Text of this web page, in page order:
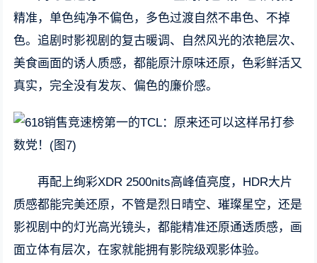
精准，单色纯净不偏色，多色过渡自然不串色、不掉
色。追剧时影视剧的复古暖调、自然风光的浓艳层次、
美食画面的诱人质感，都能原汁原味还原，色彩鲜活又
真实，完全没有发灰、偏色的廉价感。
再配上绚彩XDR 2500nits高峰值亮度，HDR大片
质感都能完美还原，不管是烈日晴空、璀璨星空，还是
影视剧中的灯光高光镜头，都能精准还原通透质感，画
面立体有层次，在家就能拥有影院级观影体验。